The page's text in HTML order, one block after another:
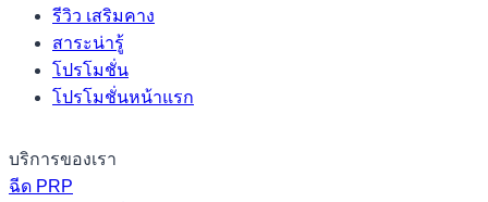
รีวิว เสริมคาง
สาระน่ารู้
โปรโมชั่น
โปรโมชั่นหน้าแรก
บริการของเรา
ฉีด PRP